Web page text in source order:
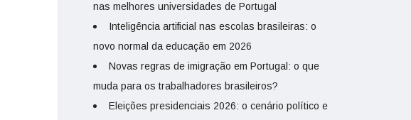
nas melhores universidades de Portugal
Inteligência artificial nas escolas brasileiras: o
novo normal da educação em 2026
Novas regras de imigração em Portugal: o que
muda para os trabalhadores brasileiros?
Eleições presidenciais 2026: o cenário político e